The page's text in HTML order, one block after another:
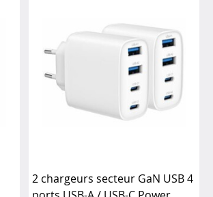
2 chargeurs secteur GaN USB 4